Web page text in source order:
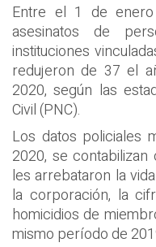
Entre el 1 de
asesinatos de
instituciones
redujeron de 37 el
2020, según las
Civil (PNC).
Los datos policiales
2020, se
les arrebataron la
la corporación, la
homicidios de
mismo período de